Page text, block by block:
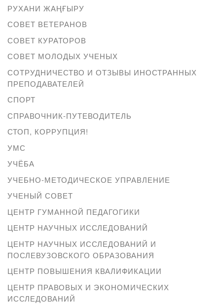
РУХАНИ ЖАҢҒЫРУ
СОВЕТ ВЕТЕРАНОВ
СОВЕТ КУРАТОРОВ
СОВЕТ МОЛОДЫХ УЧЕНЫХ
СОТРУДНИЧЕСТВО И ОТЗЫВЫ ИНОСТРАННЫХ
ПРЕПОДАВАТЕЛЕЙ
СПОРТ
СПРАВОЧНИК-ПУТЕВОДИТЕЛЬ
СТОП, КОРРУПЦИЯ!
УМС
УЧЁБА
УЧЕБНО-МЕТОДИЧЕСКОЕ УПРАВЛЕНИЕ
УЧЕНЫЙ СОВЕТ
ЦЕНТР ГУМАННОЙ ПЕДАГОГИКИ
ЦЕНТР НАУЧНЫХ ИССЛЕДОВАНИЙ
ЦЕНТР НАУЧНЫХ ИССЛЕДОВАНИЙ И
ПОСЛЕВУЗОВСКОГО ОБРАЗОВАНИЯ
ЦЕНТР ПОВЫШЕНИЯ КВАЛИФИКАЦИИ
ЦЕНТР ПРАВОВЫХ И ЭКОНОМИЧЕСКИХ
ИССЛЕДОВАНИЙ